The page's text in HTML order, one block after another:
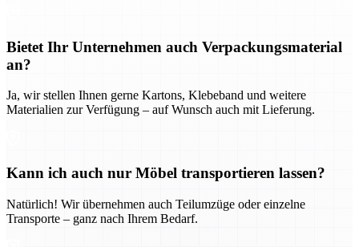
Bietet Ihr Unternehmen auch Verpackungsmaterial
an?
Ja, wir stellen Ihnen gerne Kartons, Klebeband und weitere
Materialien zur Verfügung – auf Wunsch auch mit Lieferung.
Kann ich auch nur Möbel transportieren lassen?
Natürlich! Wir übernehmen auch Teilumzüge oder einzelne
Transporte – ganz nach Ihrem Bedarf.